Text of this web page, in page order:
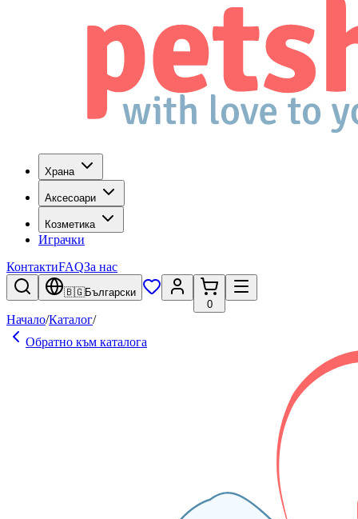
Храна
Аксесоари
Козметика
Играчки
КонтактиFAQЗа нас
🇧🇬Български
0
Начало/Каталог/
Обратно към каталога